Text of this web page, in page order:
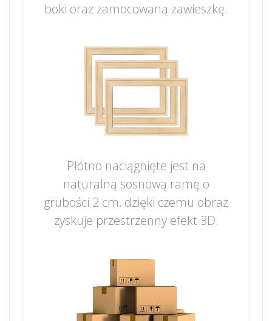
boki oraz zamocowaną zawieszkę.
Płótno naciągnięte jest na
naturalną sosnową ramę o
grubości 2 cm, dzięki czemu obraz
zyskuje przestrzenny efekt 3D.